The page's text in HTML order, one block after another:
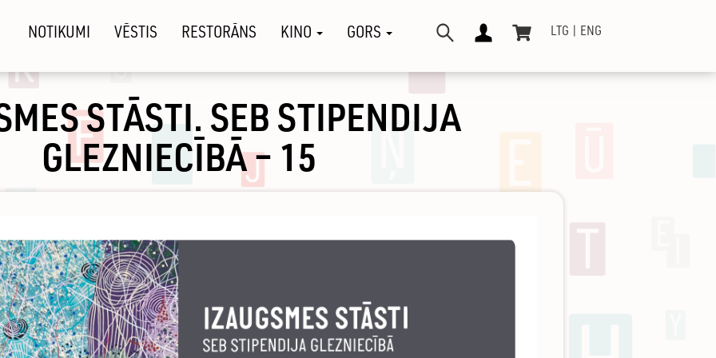
LTG ENG
NOTIKUMI VĒSTIS RESTORĀNS KINO GORS
STĀSTI. SEB STIPENDIJA
GLEZNIECĪBĀ – 15